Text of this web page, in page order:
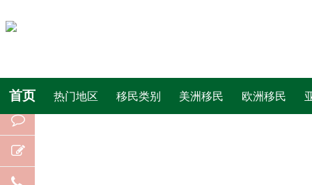
首页 热门地区 移民类别 美洲移民 欧洲移民